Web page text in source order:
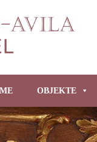
OBJEKTE